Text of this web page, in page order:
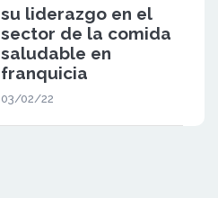
su liderazgo en el
sector de la comida
saludable en
franquicia
03/02/22